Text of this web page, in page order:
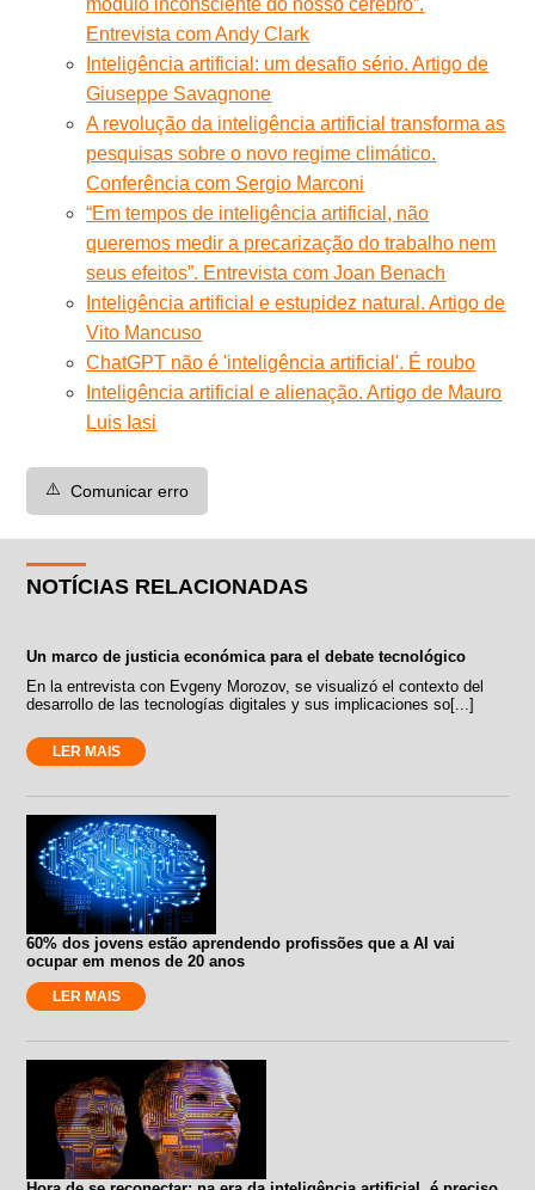
Entrevista com Andy Clark
Inteligência artificial: um desafio sério. Artigo de
Giuseppe Savagnone
A revolução da inteligência artificial transforma as
pesquisas sobre o novo regime climático.
Conferência com Sergio Marconi
“Em tempos de inteligência artificial, não
queremos medir a precarização do trabalho nem
seus efeitos”. Entrevista com Joan Benach
Inteligência artificial e estupidez natural. Artigo de
Vito Mancuso
ChatGPT não é 'inteligência artificial'. É roubo
Inteligência artificial e alienação. Artigo de Mauro
Luis Iasi
⚠️ Comunicar erro
NOTÍCIAS RELACIONADAS
Un marco de justicia económica para el debate tecnológico
En la entrevista con Evgeny Morozov, se visualizó el contexto del
desarrollo de las tecnologías digitales y sus implicaciones so[...]
LER MAIS
60% dos jovens estão aprendendo profissões que a AI vai
ocupar em menos de 20 anos
LER MAIS